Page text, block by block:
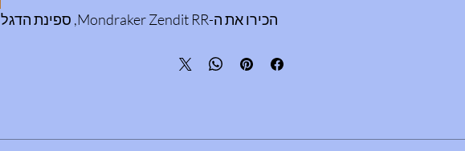
הכירו את ה-Mondraker Zendit RR, ספינת הדגל
אינה עוד שלדה קיימת שהותאמה למנוע, אלא יצירת
לסדרה, אך מדובר ב"פטיש" (Sledgehammer)